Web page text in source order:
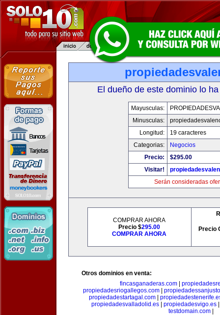
El dueño de este dominio lo
Mayusculas:
Minusculas:
Longitud:
19 caracteres
Categorias:
Negocios
Precio:
$295.00
Visitar!
Serán consideradas
COMPRAR AHORA
Precio $295.00
COMPRAR AHORA
Precio
Otros dominios en venta:
fincasganaderas.com|
propiedadesriogallegos.com|
propiedadestartagal.com|
propiedadesvalladolid.es
propiedadesvigo.es
testdomain.com